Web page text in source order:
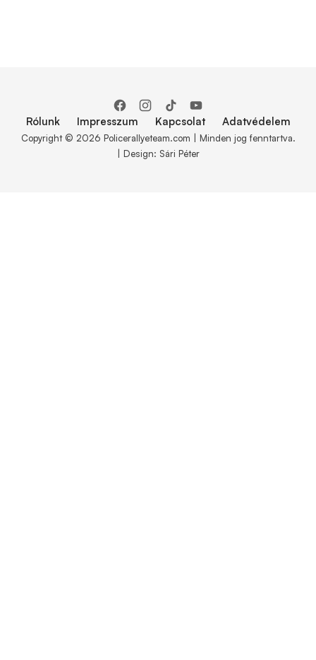
Rólunk Impresszum Kapcsolat Adatvédelem
Copyright © 2026 Policerallyeteam.com | Minden jog fenntartva.
| Design: Sári Péter